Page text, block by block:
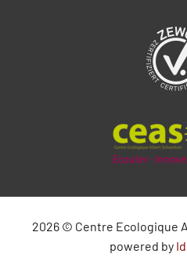
2026 © Centre Ecologique
powered by